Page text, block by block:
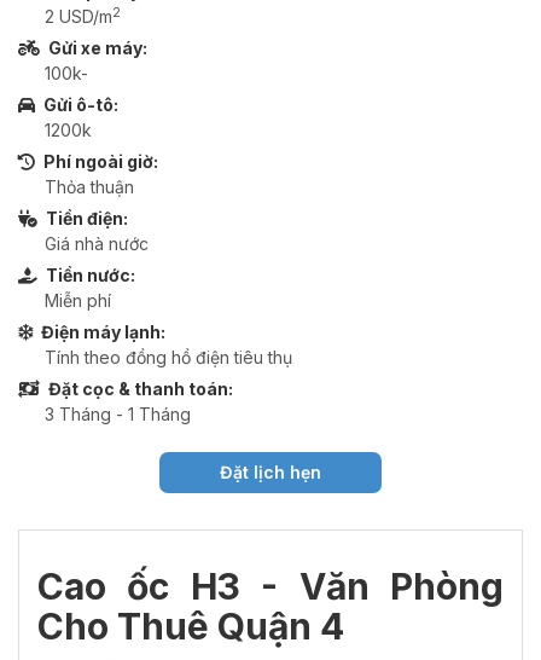
2 USD/m2
Gửi xe máy:
100k-
Gửi ô-tô:
1200k
Phí ngoài giờ:
Thỏa thuận
Tiền điện:
Giá nhà nước
Tiền nước:
Miễn phí
Điện máy lạnh:
Tính theo đồng hồ điện tiêu thụ
Đặt cọc & thanh toán:
3 Tháng - 1 Tháng
Đặt lịch hẹn
Cao ốc H3 - Văn Phòng
Cho Thuê Quận 4